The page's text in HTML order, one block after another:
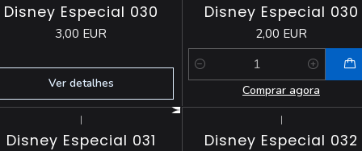
Disney Especial 030
3,00 EUR
Ver detalhes
Disney Especial 030
2,00 EUR
Quantidade
Comprar agora
|
Disney Especial 031
|
Disney Especial 032